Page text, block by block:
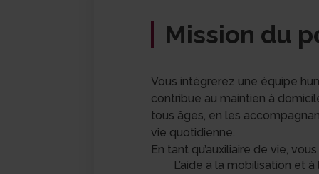
Mission du
Vous intégrerez une équipe
contribue au maintien à
tous âges, en les
vie quotidienne.
En tant qu’auxiliaire de vie,
L’aide à la mobilisation et